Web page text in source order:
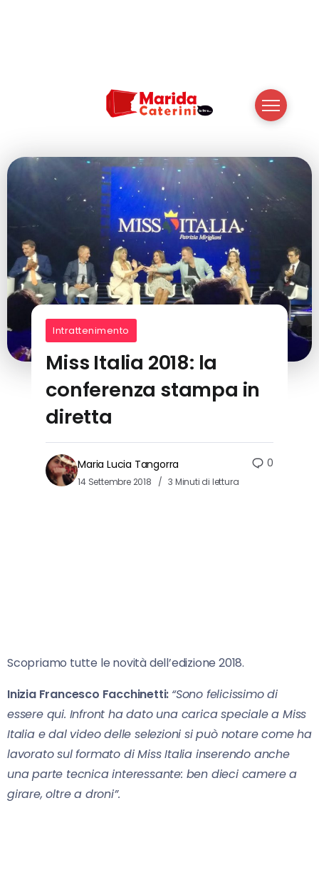
Intrattenimento
Miss Italia 2018: la
conferenza stampa in
diretta
Maria Lucia Tangorra
14 Settembre 2018 3 Minuti di lettura
0
Scopriamo tutte le novità dell’edizione 2018.
Inizia Francesco Facchinetti: “Sono felicissimo di
essere qui. Infront ha dato una carica speciale a Miss
Italia e dal video delle selezioni si può notare come ha
lavorato sul formato di Miss Italia inserendo anche
una parte tecnica interessante: ben dieci camere a
girare, oltre a droni”.